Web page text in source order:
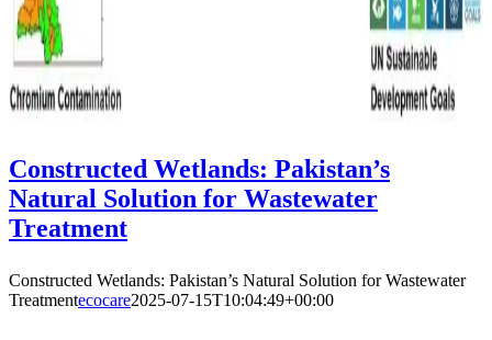
Constructed Wetlands: Pakistan’s
Natural Solution for Wastewater
Treatment
Constructed Wetlands: Pakistan’s Natural Solution for Wastewater
Treatmentecocare2025-07-15T10:04:49+00:00